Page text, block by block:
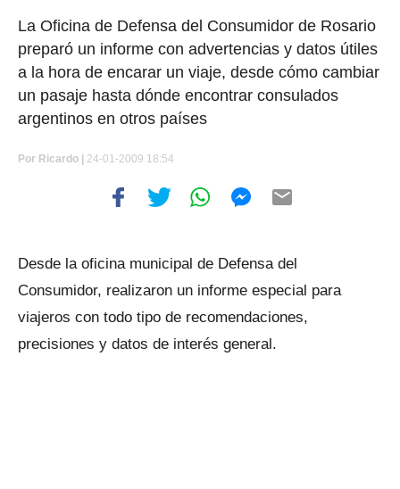
La Oficina de Defensa del Consumidor de Rosario
preparó un informe con advertencias y datos útiles
a la hora de encarar un viaje, desde cómo cambiar
un pasaje hasta dónde encontrar consulados
argentinos en otros países
Por Ricardo | 24-01-2009 18:54
Desde la oficina municipal de Defensa del
Consumidor, realizaron un informe especial para
viajeros con todo tipo de recomendaciones,
precisiones y datos de interés general.